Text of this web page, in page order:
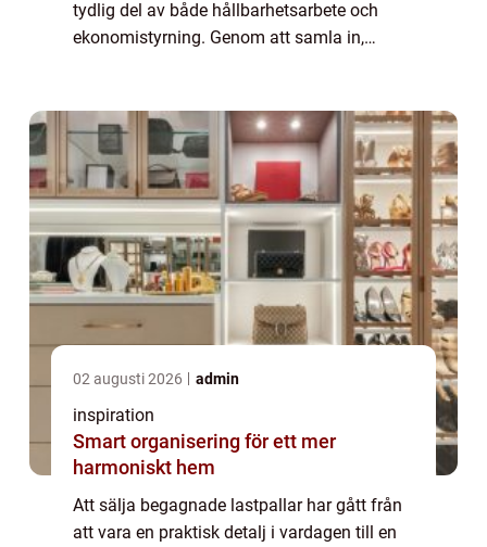
tydlig del av både hållbarhetsarbete och
ekonomistyrning. Genom att samla in,
02 augusti 2026 admin
inspiration
Smart organisering för ett mer
harmoniskt hem
Att sälja begagnade lastpallar har gått från
att vara en praktisk detalj i vardagen till en